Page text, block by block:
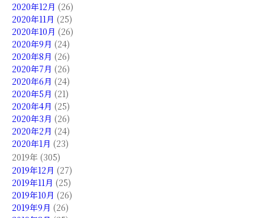
2020年12月 (26)
2020年11月 (25)
2020年10月 (26)
2020年9月 (24)
2020年8月 (26)
2020年7月 (26)
2020年6月 (24)
2020年5月 (21)
2020年4月 (25)
2020年3月 (26)
2020年2月 (24)
2020年1月 (23)
2019年 (305)
2019年12月 (27)
2019年11月 (25)
2019年10月 (26)
2019年9月 (26)